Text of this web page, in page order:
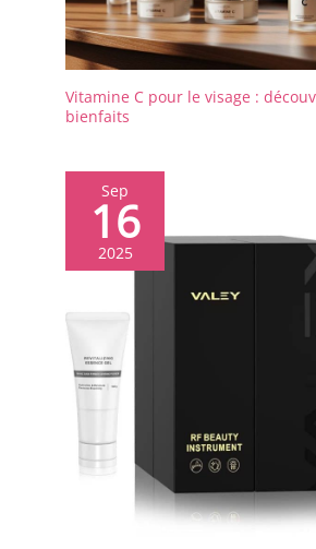
Vitamine C pour le visage :
bienfaits
Sep
16
2025